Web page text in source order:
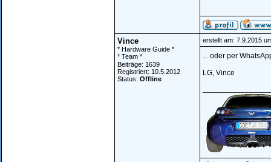
Vince
* Hardware Guide *
* Team *
Beiträge: 1639
Registriert: 10.5.2012
Status: Offline
erstellt am: 7.9.2015
... oder per
LG, Vince